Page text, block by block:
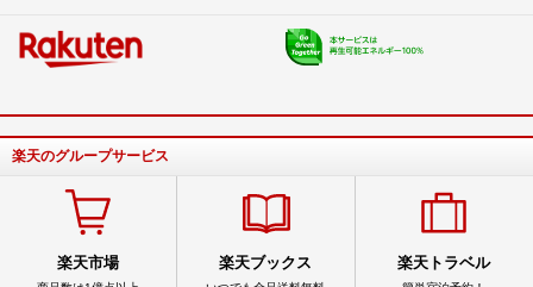
楽天のグループサービス
楽天市場 楽天ブックス 楽天トラベル